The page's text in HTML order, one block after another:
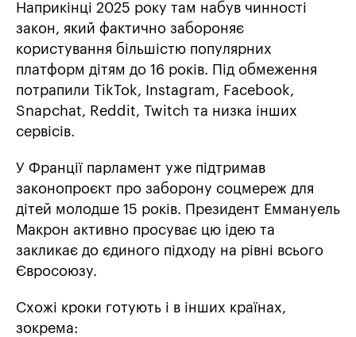
Наприкінці 2025 року там набув чинності
закон, який фактично забороняє
користування більшістю популярних
платформ дітям до 16 років. Під обмеження
потрапили TikTok, Instagram, Facebook,
Snapchat, Reddit, Twitch та низка інших
сервісів.
У Франції парламент уже підтримав
законопроєкт про заборону соцмереж для
дітей молодше 15 років. Президент Еммануель
Макрон активно просуває цю ідею та
закликає до єдиного підходу на рівні всього
Євросоюзу.
Схожі кроки готують і в інших країнах,
зокрема: